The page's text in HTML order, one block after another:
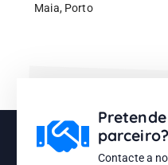
Maia, Porto
parceiro?
Contacte a